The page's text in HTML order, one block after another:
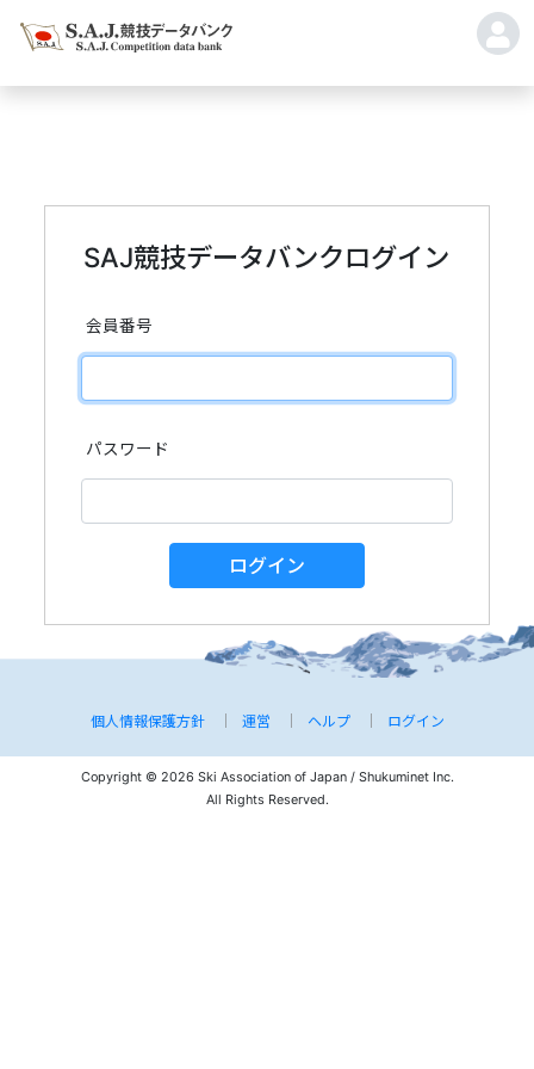
SAJ競技データバンクログイン
会員番号
パスワード
ログイン
個人情報保護方針 運営 ヘルプ ログイン
Copyright © 2026 Ski Association of Japan / Shukuminet Inc.
All Rights Reserved.